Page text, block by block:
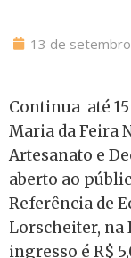
13 de
Continua até
Maria da Feira
Artesanato e
aberto ao
Referência de
Lorscheiter, na
ingresso é R$